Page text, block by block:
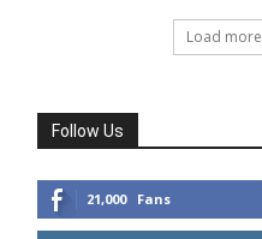
Load more
Follow Us
21,000 Fans